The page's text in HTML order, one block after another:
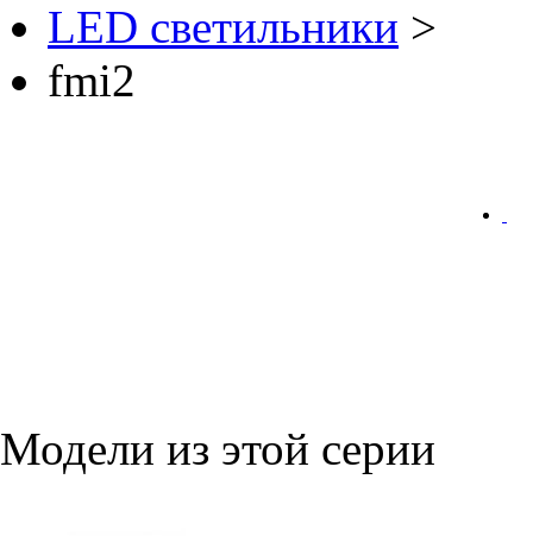
LED светильники >
fmi2
Модели из этой серии